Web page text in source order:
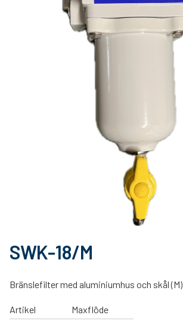
SWK-18/M
Bränslefilter med aluminiumhus och skål (M)
Artikel
Maxflöde